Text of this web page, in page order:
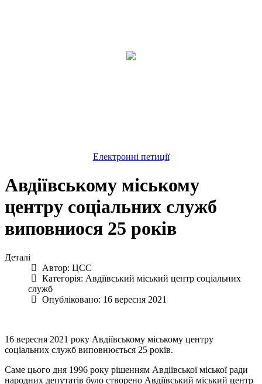
Електронні петиції
Авдіївському міському
центру соціальних служб
виповниося 25 років
Деталі
Автор: ЦСС
Категорія: Авдіївський міський центр соціальних
служб
Опубліковано: 16 вересня 2021
16 вересня 2021 року Авдіївському міському центру
соціальних служб виповнюється 25 років.
Саме цього дня 1996 року рішенням Авдіївської міської ради
народних депутатів було створено Авдіївський міський центр